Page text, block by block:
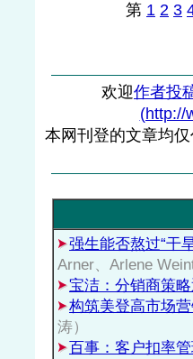
第 1 2 3
欢迎作者投
(http://
本网刊登的文章均
强生能否熬过“干
Arner、Arlene
宝洁：分销商策
构筑美登高市场
涛）
百事：客户扣率